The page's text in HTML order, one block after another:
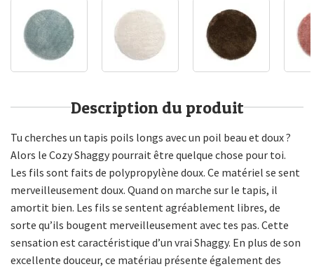
Description du produit
Tu cherches un tapis poils longs avec un poil beau et doux ?
Alors le Cozy Shaggy pourrait être quelque chose pour toi.
Les fils sont faits de polypropylène doux. Ce matériel se sent
merveilleusement doux. Quand on marche sur le tapis, il
amortit bien. Les fils se sentent agréablement libres, de
sorte qu’ils bougent merveilleusement avec tes pas. Cette
sensation est caractéristique d’un vrai Shaggy. En plus de son
excellente douceur, ce matériau présente également des